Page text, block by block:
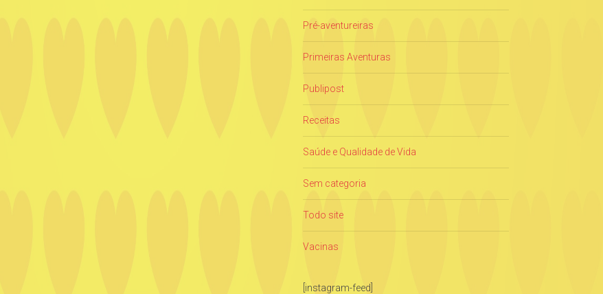
Pré-aventureiras
Primeiras Aventuras
Publipost
Receitas
Saúde e Qualidade de Vida
Sem categoria
Todo site
Vacinas
[instagram-feed]